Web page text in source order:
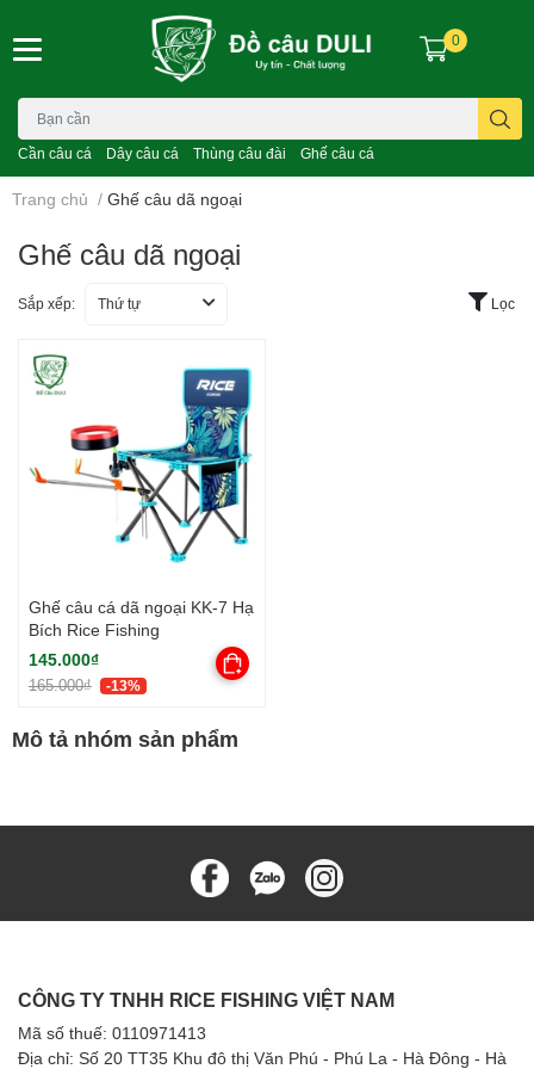
Cần câu cá Dây câu cá Thùng câu đài Ghế câu cá
0
Trang chủ / Ghế câu dã ngoại
Ghế câu dã ngoại
Sắp xếp: Thứ tự Lọc
Ghế câu cá dã ngoại KK-7 Hạ
Bích Rice Fishing
145.000₫
165.000₫ -13%
Mô tả nhóm sản phẩm
CÔNG TY TNHH RICE FISHING VIỆT NAM
Mã số thuế: 0110971413
Địa chỉ: Số 20 TT35 Khu đô thị Văn Phú - Phú La - Hà Đông - Hà